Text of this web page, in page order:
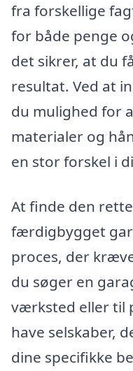
fra forskellige
for både penge
det sikrer, at du
resultat. Ved at
du mulighed for
materialer og
en stor forskel i
At finde den
færdigbygget
proces, der
du søger en
værksted eller til
have selskaber,
dine specifikke